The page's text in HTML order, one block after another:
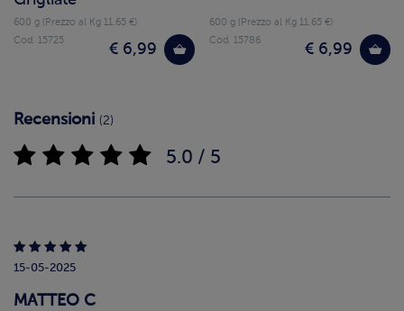
600 g (Prezzo al Kg 11.65 €)
€ 6,99
Cod. 15725
600 g (Prezzo al Kg 11.65 €)
€ 6,99
Cod. 15786
Recensioni (2)
5.0 / 5
15-05-2025
MATTEO C